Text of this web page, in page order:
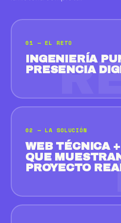
01 — EL RETO
INGENIERÍA
PRESENCIA
02 — LA SOLUCIÓN
WEB TÉCNICA
QUE
PROYECTO